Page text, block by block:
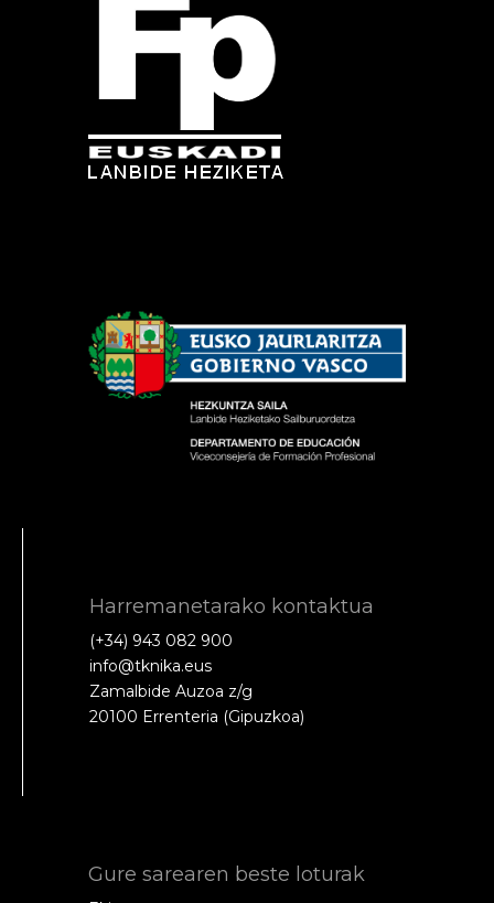
Harremanetarako kontaktua
(+34) 943 082 900
info@tknika.eus
Zamalbide Auzoa z/g
20100 Errenteria (Gipuzkoa)
Gure sarearen beste loturak